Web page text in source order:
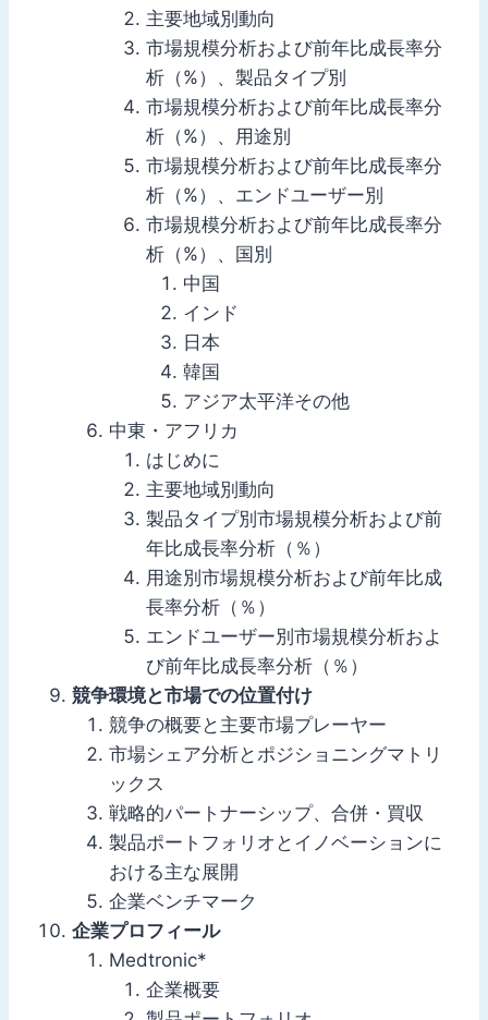
主要地域別動向
市場規模分析および前年比成長率分
析（%）、製品タイプ別
市場規模分析および前年比成長率分
析（%）、用途別
市場規模分析および前年比成長率分
析（%）、エンドユーザー別
市場規模分析および前年比成長率分
析（%）、国別
中国
インド
日本
韓国
アジア太平洋その他
中東・アフリカ
はじめに
主要地域別動向
製品タイプ別市場規模分析および前
年比成長率分析（％）
用途別市場規模分析および前年比成
長率分析（％）
エンドユーザー別市場規模分析およ
び前年比成長率分析（％）
競争環境と市場での位置付け
競争の概要と主要市場プレーヤー
市場シェア分析とポジショニングマトリ
ックス
戦略的パートナーシップ、合併・買収
製品ポートフォリオとイノベーションに
おける主な展開
企業ベンチマーク
企業プロフィール
Medtronic*
企業概要